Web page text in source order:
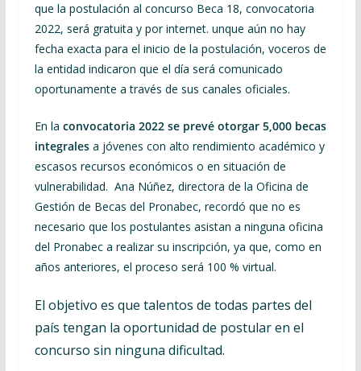
que la postulación al concurso Beca 18, convocatoria
2022, será gratuita y por internet. unque aún no hay
fecha exacta para el inicio de la postulación, voceros de
la entidad indicaron que el día será comunicado
oportunamente a través de sus canales oficiales.
En la convocatoria 2022 se prevé otorgar 5,000 becas
integralesa jóvenes con alto rendimiento académico y
escasos recursos económicos o en situación de
vulnerabilidad. Ana Núñez, directora de la Oficina de
Gestión de Becas del Pronabec, recordó que no es
necesario que los postulantes asistan a ninguna oficina
del Pronabec a realizar su inscripción, ya que, como en
años anteriores, el proceso será 100 % virtual.
El objetivo es que talentos de todas partes del
país tengan la oportunidad de postular en el
concurso sin ninguna dificultad.